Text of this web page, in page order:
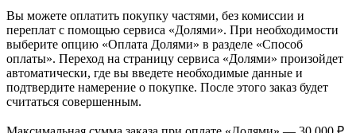
Вы можете оплатить покупку частями, без комиссии и
переплат с помощью сервиса «Долями». При необходимости
выберите опцию «Оплата Долями» в разделе «Способ
оплаты». Переход на страницу сервиса «Долями» произойдет
автоматически, где вы введете необходимые данные и
подтвердите намерение о покупке. После этого заказ будет
считаться совершенным.